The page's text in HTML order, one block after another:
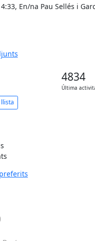
En/na Pau Sellés i
4834
Última